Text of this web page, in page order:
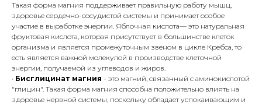
Такая форма магния поддерживает правильную работу мышц,
здоровье сердечно-сосудистой системы и принимает особое
участие в выработке энергии. Яблочная кислота— это натуральная
фруктовая кислота, которая присутствует в большинстве клеток
организма и является промежуточным звеном в цикле Кребса, то
есть является важной молекулой в производстве клеточной
энергии, получаемой из углеводов и жиров.
• Бисглицинат магния - это магний, связанный с аминокислотой
"глицин". Такая форма магния способна положительно влиять на
здоровье нервной системы, поскольку обладает успокаивающим и